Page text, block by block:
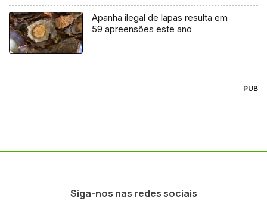
Apanha ilegal de lapas resulta em
59 apreensões este ano
PUB
Siga-nos nas redes sociais